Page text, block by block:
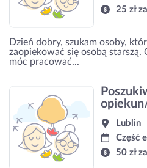
25 zł
Dzień dobry, szukam osoby,
zaopiekować się osobą
móc pracować...
Lublin
Część
50 zł